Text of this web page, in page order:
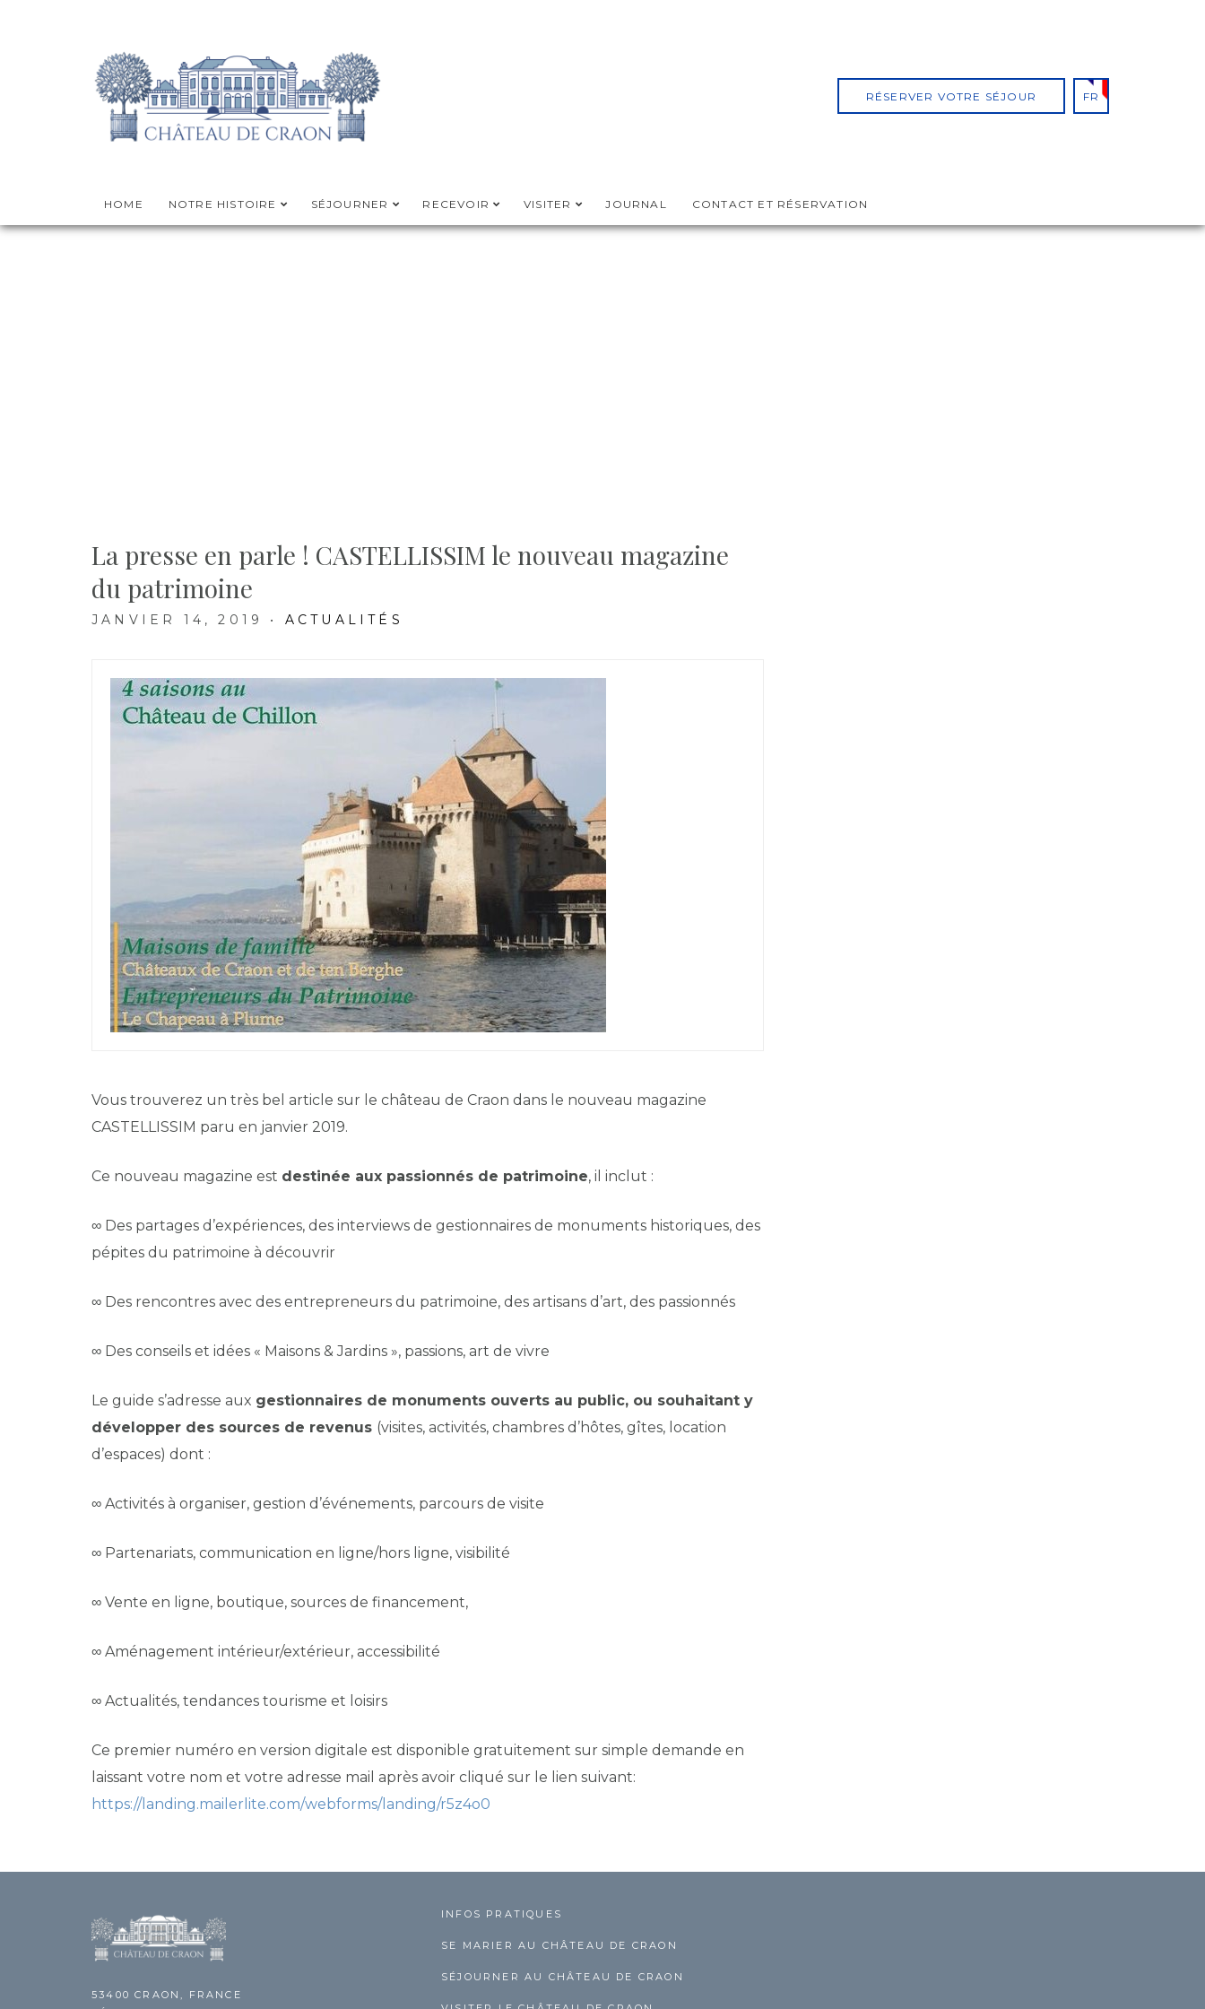
RÉSERVER VOTRE SÉJOUR FR
HOME NOTRE HISTOIRE SÉJOURNER RECEVOIR VISITER JOURNAL CONTACT ET RÉSERVATION
La presse en parle ! CASTELLISSIM le nouveau magazine
du patrimoine
JANVIER 14, 2019 • ACTUALITÉS
Vous trouverez un très bel article sur le château de Craon dans le nouveau magazine
CASTELLISSIM paru en janvier 2019.
Ce nouveau magazine est destinée aux passionnés de patrimoine, il inclut :
∞ Des partages d’expériences, des interviews de gestionnaires de monuments historiques, des
pépites du patrimoine à découvrir
∞ Des rencontres avec des entrepreneurs du patrimoine, des artisans d’art, des passionnés
∞ Des conseils et idées « Maisons & Jardins », passions, art de vivre
Le guide s’adresse aux gestionnaires de monuments ouverts au public, ou souhaitant y
développer des sources de revenus (visites, activités, chambres d’hôtes, gîtes, location
d’espaces) dont :
∞ Activités à organiser, gestion d’événements, parcours de visite
∞ Partenariats, communication en ligne/hors ligne, visibilité
∞ Vente en ligne, boutique, sources de financement,
∞ Aménagement intérieur/extérieur, accessibilité
∞ Actualités, tendances tourisme et loisirs
Ce premier numéro en version digitale est disponible gratuitement sur simple demande en
laissant votre nom et votre adresse mail après avoir cliqué sur le lien suivant:
https://landing.mailerlite.com/webforms/landing/r5z4o0
53400 CRAON, FRANCE
INFOS PRATIQUES
SE MARIER AU CHÂTEAU DE CRAON
SÉJOURNER AU CHÂTEAU DE CRAON